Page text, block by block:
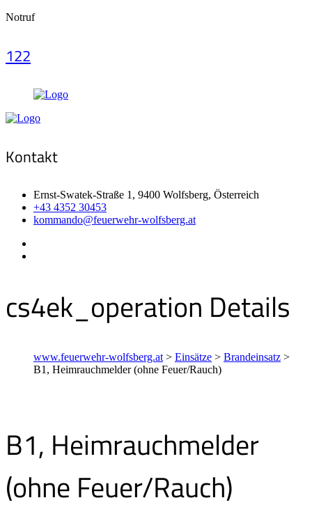
Notruf
122
Kontakt
Ernst-Swatek-Straße 1, 9400 Wolfsberg, Österreich
+43 4352 30453
kommando@feuerwehr-wolfsberg.at
cs4ek_operation Details
www.feuerwehr-wolfsberg.at > Einsätze > Brandeinsatz >
B1, Heimrauchmelder (ohne Feuer/Rauch)
B1, Heimrauchmelder
(ohne Feuer/Rauch)